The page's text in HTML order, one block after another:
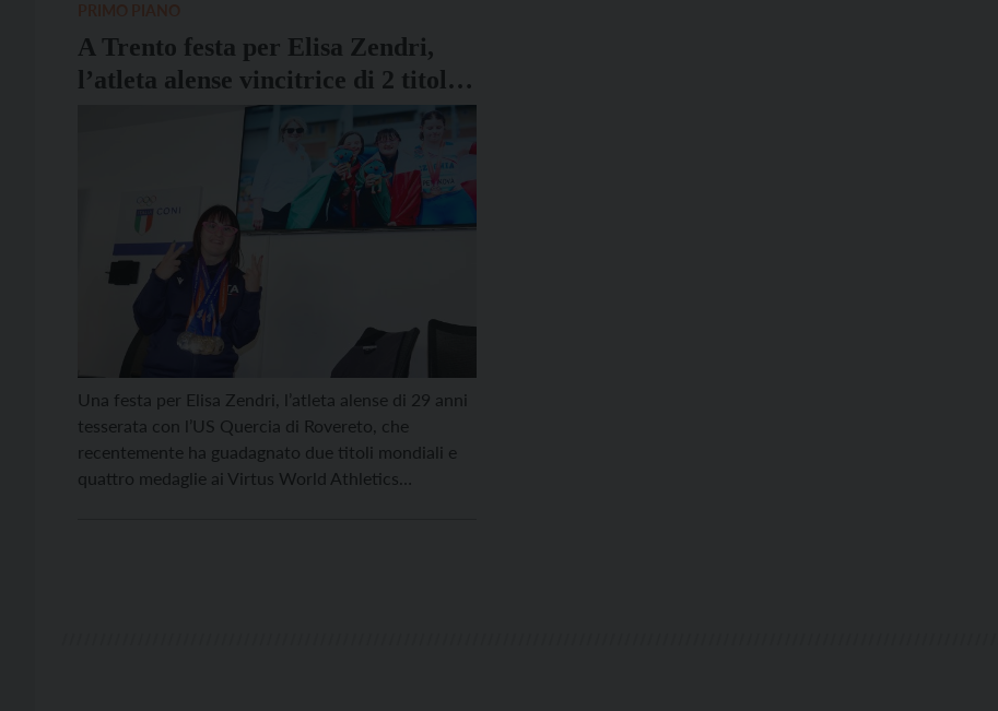
A Trento festa per Elisa Zendri,
l’atleta alense vincitrice di 2 titoli
Una festa per Elisa Zendri, l’atleta alense di 29 anni
tesserata con l’US Quercia di Rovereto, che
recentemente ha guadagnato due titoli mondiali e
quattro medaglie ai Virtus World Athletics